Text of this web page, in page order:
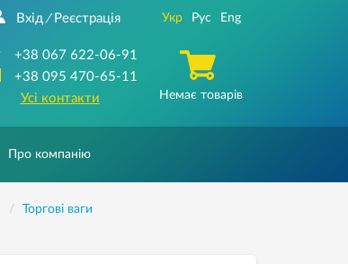
Вхід / Реєстрація
+38 067 622-06-91
+38 095 470-65-11
Усі контакти
Укр Рус Eng
Немає товарів
Про компанію
Торгові ваги